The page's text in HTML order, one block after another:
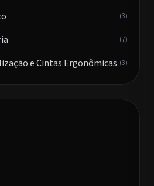
(3)
(7)
e Cintas Ergonômicas (3)